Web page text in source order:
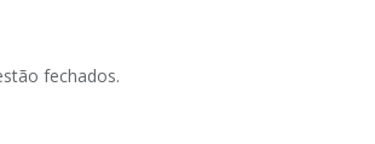
fechados.